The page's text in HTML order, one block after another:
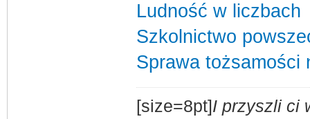
Ludność w liczbach
Szkolnictwo
Sprawa tożsamości
[size=8pt]I przyszli ci